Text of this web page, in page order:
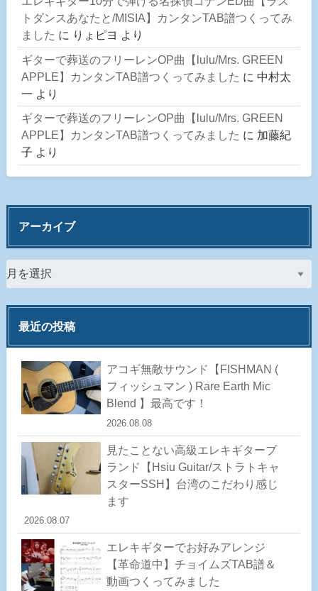
トダンスあなたと/MISIA】カンタンTAB譜つくってみ
ました に りょピヨ より
ギターで葬送のフリーレンOP曲【lulu/Mrs. GREEN
APPLE】カンタンTAB譜つくってみました に 中村太
一 より
ギターで葬送のフリーレンOP曲【lulu/Mrs. GREEN
APPLE】カンタンTAB譜つくってみました に 加藤紀
子 より
アーカイブ
最近の投稿
アコギ無敵サウンド【FISHMAN (
フィッシュマン ) Rare Earth Mic
Blend 】最高です！
2026.08.08
見たことない高級エレキギターブ
ランド【Hsiu Guitar/ストラトキャ
スターSSH】台湾のこだわり感じ
ます
2026.08.07
エレキギターでお好みアレンジ
【革命道中】チョイムズTAB譜＆
動画つくってみました